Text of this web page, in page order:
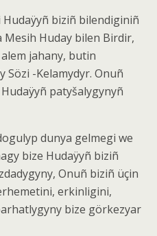
biziñ bilendiginiñ
Mesih Huday bilen Birdir,
jahany, butin
-Kelamydyr. Onuñ
patyšalygynyñ
dunya gelmegi we
bize Hudaÿyñ biziñ
Onuñ biziñ üçin
erkinligini,
bize görkezyar